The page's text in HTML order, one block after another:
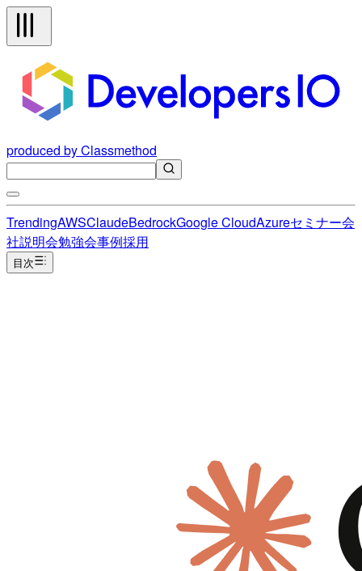
produced by Classmethod
TrendingAWSClaudeBedrockGoogle CloudAzureセミナー会
社説明会勉強会事例採用
目次